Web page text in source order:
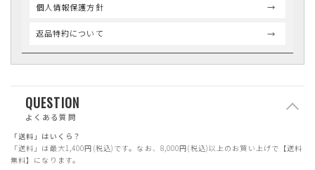
個人情報保護方針
返品特約について
QUESTION
よくある質問
「送料」はいくら？
「送料」は最大1,400円(税込)です。なお、8,000円(税込)以上のお買い上げで【送料
無料】になります。